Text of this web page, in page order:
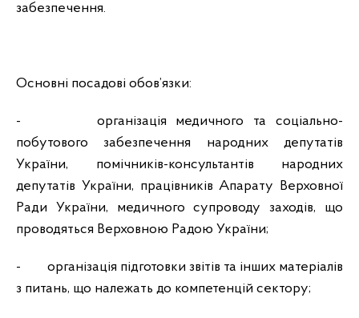
забезпечення.
Основні посадові обов’язки:
-
організація медичного та соціально-
побутового забезпечення народних депутатів
України, помічників-консультантів народних
депутатів України, працівників Апарату Верховної
Ради України, медичного супроводу заходів, що
проводяться Верховною Радою України;
-
організація підготовки звітів та інших матеріалів
з питань, що належать до компетенцій сектору;